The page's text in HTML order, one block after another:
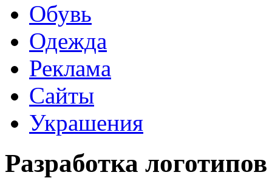
Обувь
Одежда
Реклама
Сайты
Украшения
Разработка логотипов